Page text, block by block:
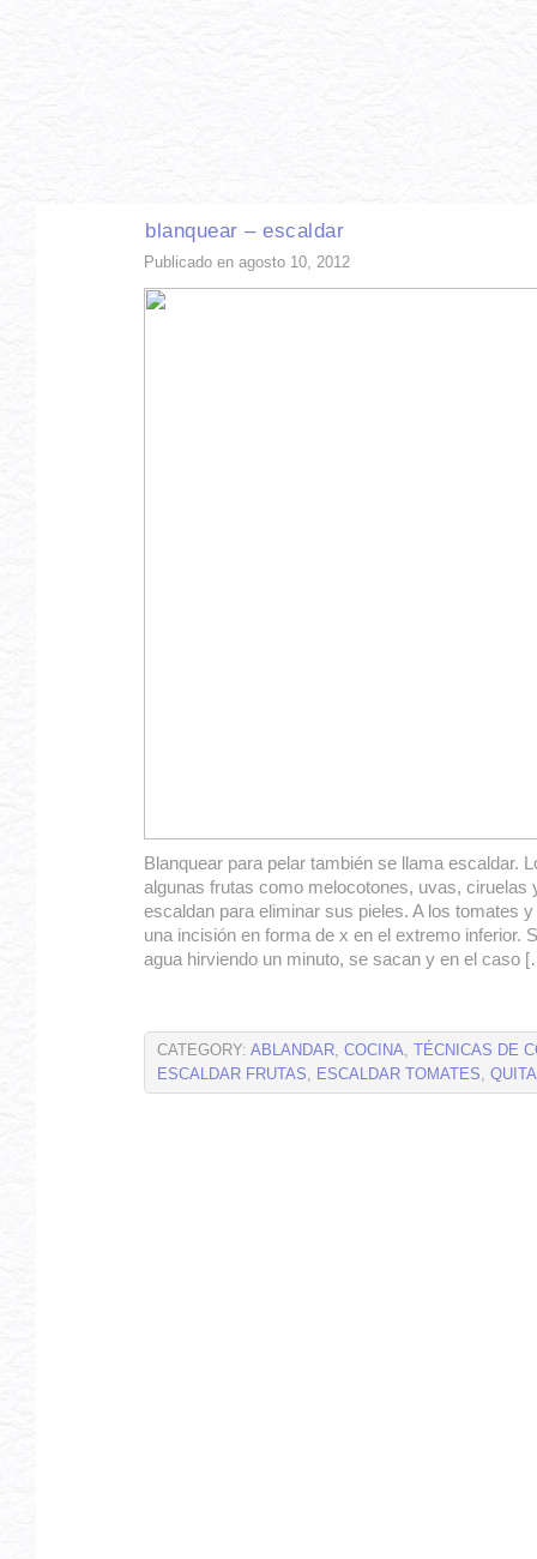
blanquear – escaldar
Publicado en agosto 10, 2012
Blanquear para pelar también se llama escaldar.
algunas frutas como melocotones, uvas, ciruelas
escaldan para eliminar sus pieles. A los tomates
una incisión en forma de x en el extremo inferior.
agua hirviendo un minuto, se sacan y en el caso
CATEGORY: ABLANDAR, COCINA,
TÉCNICAS DE
ESCALDAR FRUTAS, ESCALDAR TOMATES,